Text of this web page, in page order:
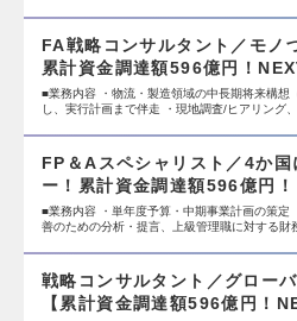
FA戦略コンサルタント／モノ
累計資金調達額596億円！
■業務内容 ・物流・製造領域の中長期将来構想
し、実行計画まで伴走 ・現地調査/ヒアリング
FP＆Aスペシャリスト／4か
ー！累計資金調達額596億円！
■業務内容 ・単年度予算・中期事業計画の策定
善のための分析・提言、上級管理職に対する財
戦略コンサルタント／グロー
【累計資金調達額596億円！